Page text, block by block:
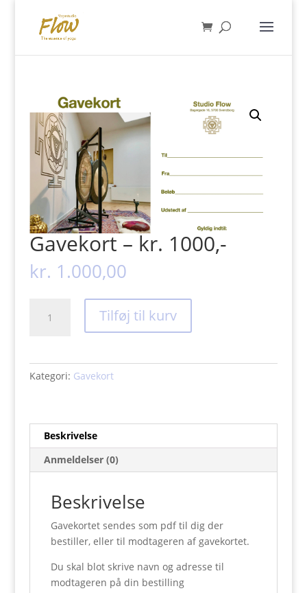
Gavekort – kr. 1000,-
kr. 1.000,00
Tilføj til kurv
Kategori: Gavekort
Beskrivelse
Anmeldelser (0)
Beskrivelse
Gavekortet sendes som pdf til dig der
bestiller, eller til modtageren af gavekortet.
Du skal blot skrive navn og adresse til
modtageren på din bestilling